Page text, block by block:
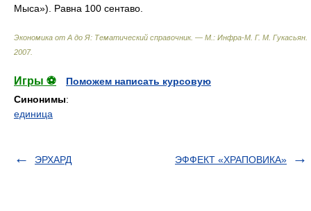
Мыса»). Равна 100 сентаво.
Экономика от А до Я: Тематический справочник. — М.: Инфра-М Г. М. Гукасьян
2007.
Игры ⚽
Поможем написать курсовую
Синонимы:
единица
ЭРХАРД ЭФФЕКТ «ХРАПОВИКА»